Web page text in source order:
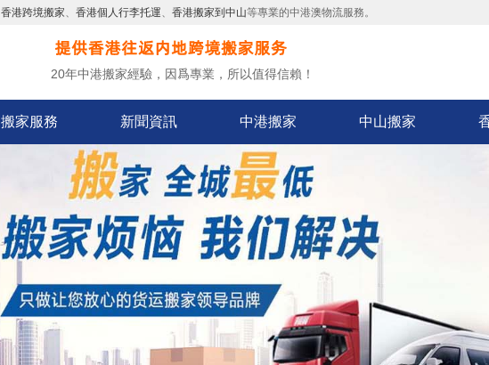
香港跨境搬家、 香港個人行李托運、 香港搬家到中山等專業的中港澳物流服務。
20年中港搬家經驗，因爲專業，所以值得信賴！
搬家服務 新聞資訊 中港搬家 中山搬家